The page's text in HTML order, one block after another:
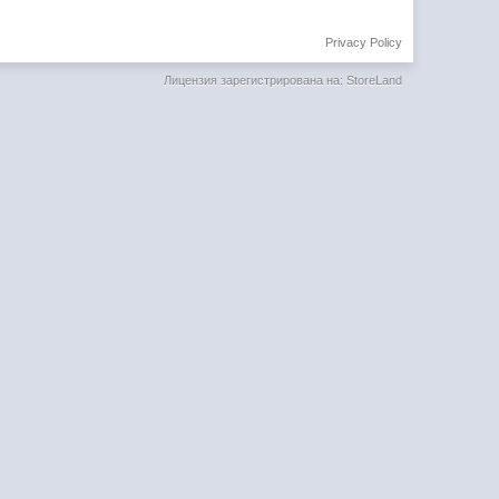
Privacy Policy
Лицензия зарегистрирована на: StoreLand